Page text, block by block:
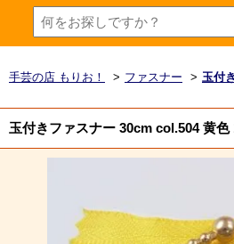
手芸の店 もりお！ > ファスナー > 玉付
玉付きファスナー 30cm col.504 黄色